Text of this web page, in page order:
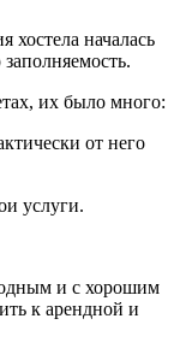
хостела началась
их было много:
от него
услуги.
и с хорошим
к арендной и